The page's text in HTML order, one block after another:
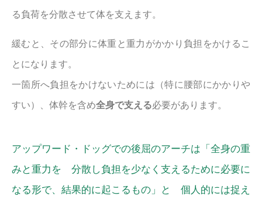
る負荷を分散させて体を支えます。
緩むと、その部分に体重と重力がかかり負担をかけるこ
とになります。
一箇所へ負担をかけないためには（特に腰部にかかりや
すい）、体幹を含め全身で支える必要があります。
アップワード・ドッグでの後屈のアーチは「全身の重
みと重力を 分散し負担を少なく支えるために必要に
なる形で、結果的に起こるもの」と 個人的には捉え